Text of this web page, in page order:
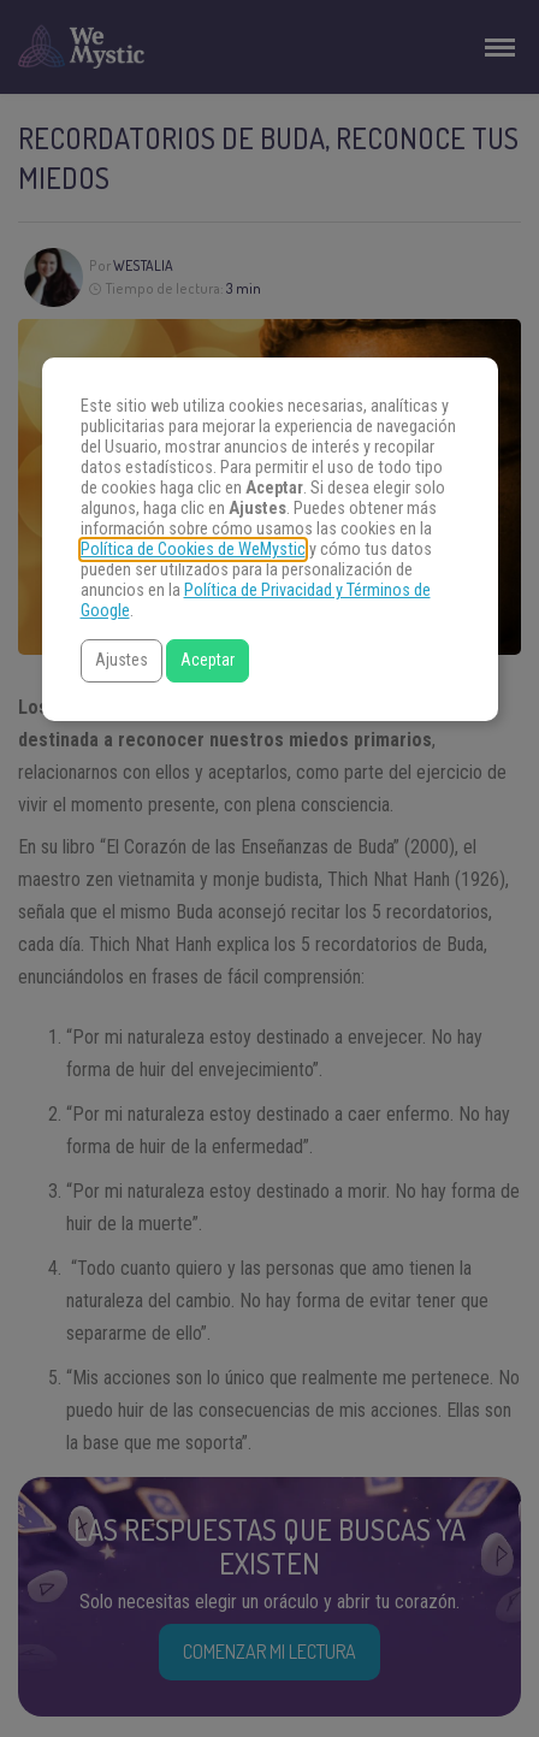
RECORDATORIOS DE BUDA, RECONOCE TUS
MIEDOS
PorWESTALIA
Tiempo de lectura: 3 min
Los 5 recordatorios de Buda es una práctica meditativa,
destinada a reconocer nuestros miedos primarios,
relacionarnos con ellos y aceptarlos, como parte del ejercicio de
vivir el momento presente, con plena consciencia.
En su libro “El Corazón de las Enseñanzas de Buda” (2000), el
maestro zen vietnamita y monje budista, Thich Nhat Hanh (1926),
señala que el mismo Buda aconsejó recitar los 5 recordatorios,
cada día. Thich Nhat Hanh explica los 5 recordatorios de Buda,
enunciándolos en frases de fácil comprensión:
“Por mi naturaleza estoy destinado a envejecer. No hay
forma de huir del envejecimiento”.
“Por mi naturaleza estoy destinado a caer enfermo. No hay
forma de huir de la enfermedad”.
“Por mi naturaleza estoy destinado a morir. No hay forma de
huir de la muerte”.
“Todo cuanto quiero y las personas que amo tienen la
naturaleza del cambio. No hay forma de evitar tener que
separarme de ello”.
“Mis acciones son lo único que realmente me pertenece. No
puedo huir de las consecuencias de mis acciones. Ellas son
la base que me soporta”.
LAS RESPUESTAS QUE BUSCAS YA
EXISTEN
Solo necesitas elegir un oráculo y abrir tu corazón.
COMENZAR MI LECTURA
Este sitio web utiliza cookies necesarias, analíticas y
publicitarias para mejorar la experiencia de navegación
del Usuario, mostrar anuncios de interés y recopilar
datos estadísticos. Para permitir el uso de todo tipo
de cookies haga clic en Aceptar. Si desea elegir solo
algunos, haga clic en Ajustes. Puedes obtener más
información sobre cómo usamos las cookies en la
Política de Cookies de WeMysticy cómo tus datos
pueden ser utilizados para la personalización de
anuncios en la Política de Privacidad y Términos de
Google.
Ajustes Aceptar